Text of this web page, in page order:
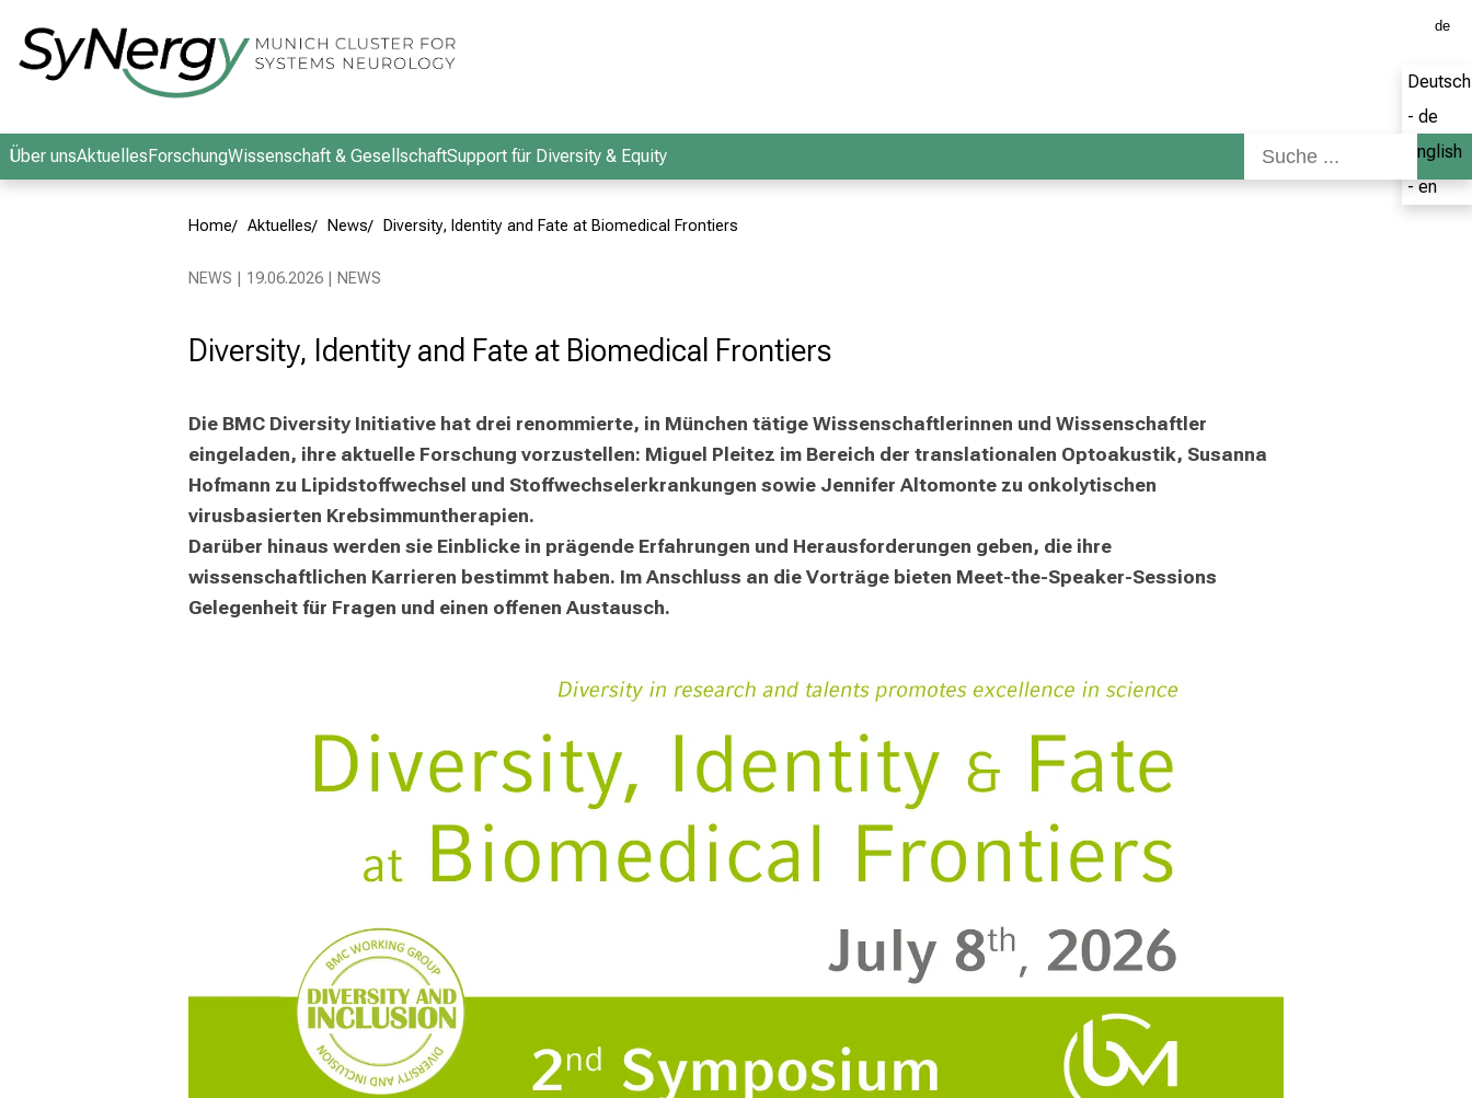
de
Deutsch
- de
English
- en
Über unsAktuellesForschungWissenschaft & GesellschaftSupport für Diversity & Equity
Home Aktuelles News Diversity, Identity and Fate at Biomedical Frontiers
NEWS | 19.06.2026 | NEWS
Diversity, Identity and Fate at Biomedical Frontiers
Die BMC Diversity Initiative hat drei renommierte, in München tätige Wissenschaftlerinnen und Wissenschaftler
eingeladen, ihre aktuelle Forschung vorzustellen: Miguel Pleitez im Bereich der translationalen Optoakustik, Susanna
Hofmann zu Lipidstoffwechsel und Stoffwechselerkrankungen sowie Jennifer Altomonte zu onkolytischen
virusbasierten Krebsimmuntherapien.
Darüber hinaus werden sie Einblicke in prägende Erfahrungen und Herausforderungen geben, die ihre
wissenschaftlichen Karrieren bestimmt haben. Im Anschluss an die Vorträge bieten Meet-the-Speaker-Sessions
Gelegenheit für Fragen und einen offenen Austausch.